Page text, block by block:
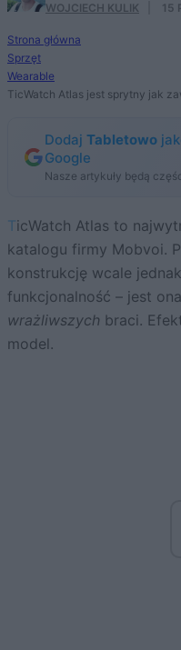
WOJCIECH KULIK 15
Strona główna
Sprzęt
Wearable
TicWatch Atlas jest sprytny jak
Dodaj Tabletowo
Google
Nasze artykuły będą
TicWatch Atlas to najwytrzymalszy smartwatch w
katalogu firmy Mobvoi.
konstrukcję wcale
funkcjonalność – jest
wrażliwszych braci.
model.